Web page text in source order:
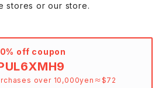
stores or our store.
off coupon
over 10,000yen≈$72